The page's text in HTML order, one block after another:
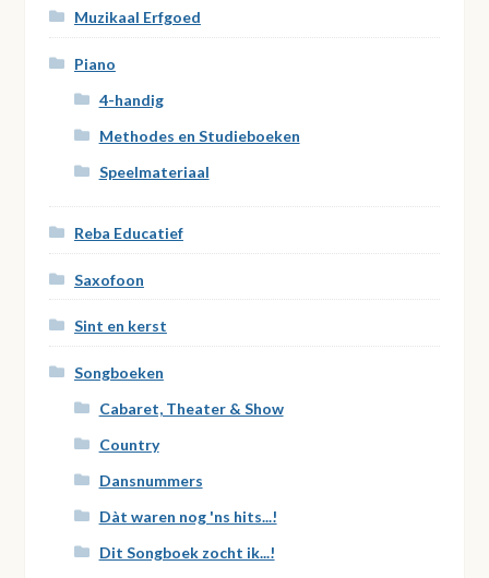
Muzikaal Erfgoed
Piano
4-handig
Methodes en Studieboeken
Speelmateriaal
Reba Educatief
Saxofoon
Sint en kerst
Songboeken
Cabaret, Theater & Show
Country
Dansnummers
Dàt waren nog 'ns hits...!
Dit Songboek zocht ik...!